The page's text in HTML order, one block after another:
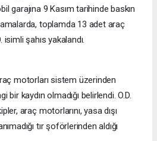
garajına 9 Kasım tarihinde baskın
toplamda 13 adet araç
şahıs yakalandı.
motorları sistem üzerinden
kaydın olmadığı belirlendi. O.D.
araç motorlarını, yasa dışı
tır şoförlerinden aldığı